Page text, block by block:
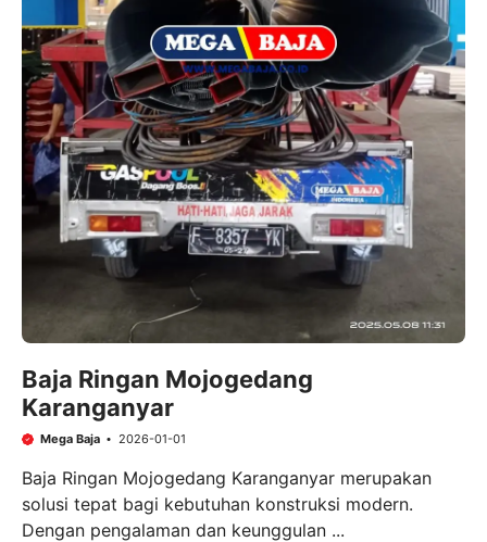
Baja Ringan Mojogedang
Karanganyar
Mega Baja 2026-01-01
Baja Ringan Mojogedang Karanganyar merupakan
solusi tepat bagi kebutuhan konstruksi modern.
Dengan pengalaman dan keunggulan ...